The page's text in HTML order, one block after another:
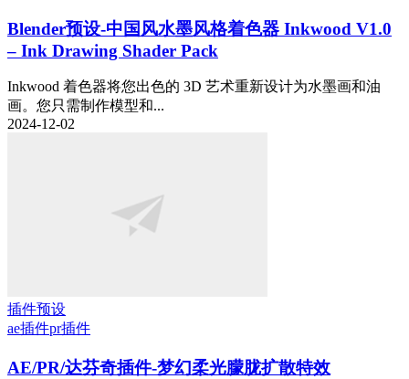
Blender预设-中国风水墨风格着色器 Inkwood V1.0
– Ink Drawing Shader Pack
Inkwood 着色器将您出色的 3D 艺术重新设计为水墨画和油
画。您只需制作模型和...
2024-12-02
插件预设
ae插件pr插件
AE/PR/达芬奇插件-梦幻柔光朦胧扩散特效